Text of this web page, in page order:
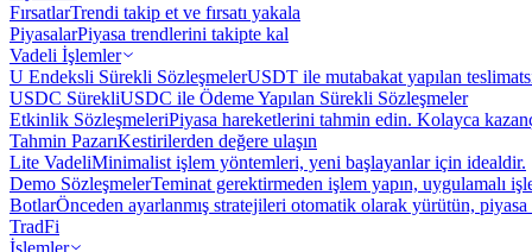
FırsatlarTrendi takip et ve fırsatı yakala
PiyasalarPiyasa trendlerini takipte kal
Vadeli İşlemler
U Endeksli Sürekli SözleşmelerUSDT ile mutabakat yapılan
USDC SürekliUSDC ile Ödeme Yapılan Sürekli Sözleşmeler
Etkinlik SözleşmeleriPiyasa hareketlerini tahmin edin. Kolayca
Tahmin PazarıKestirilerden değere ulaşın
Lite VadeliMinimalist işlem yöntemleri, yeni başlayanlar için idealdir.
Demo SözleşmelerTeminat gerektirmeden işlem yapın, uygulamalı
BotlarÖnceden ayarlanmış stratejileri otomatik olarak yürütün, piyasa
TradFi
İşlemler